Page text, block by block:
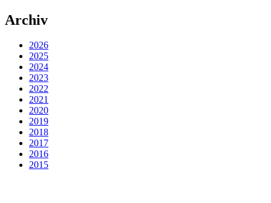
Archiv
2026
2025
2024
2023
2022
2021
2020
2019
2018
2017
2016
2015